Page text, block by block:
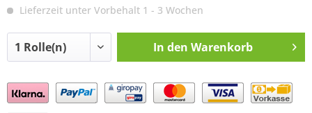
Lieferzeit unter Vorbehalt 1 - 3 Wochen
In den Warenkorb
Preis anfragen